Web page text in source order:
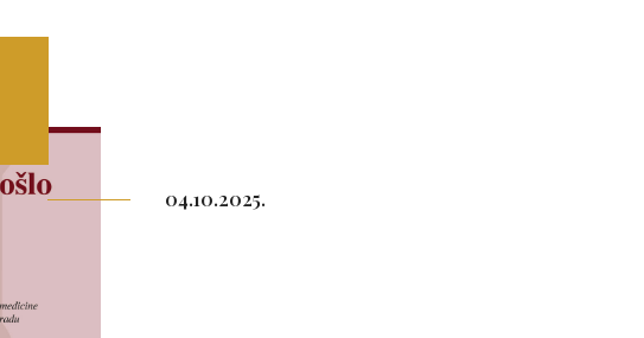
04.10.2025.